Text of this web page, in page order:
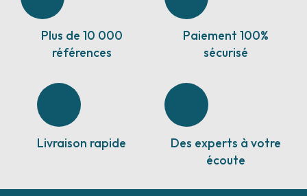
Plus de 10 000
références
Paiement 100%
sécurisé
Livraison rapide
Des experts à votre
écoute